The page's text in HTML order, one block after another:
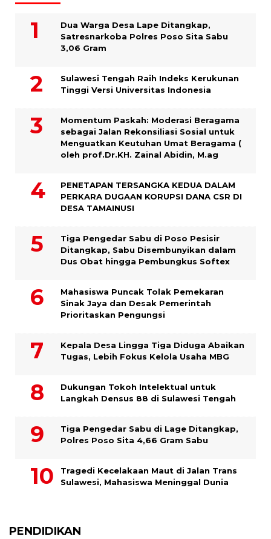
Dua Warga Desa Lape Ditangkap,
Satresnarkoba Polres Poso Sita Sabu
3,06 Gram
Sulawesi Tengah Raih Indeks Kerukunan
Tinggi Versi Universitas Indonesia
Momentum Paskah: Moderasi Beragama
sebagai Jalan Rekonsiliasi Sosial untuk
Menguatkan Keutuhan Umat Beragama (
oleh prof.Dr.KH. Zainal Abidin, M.ag
PENETAPAN TERSANGKA KEDUA DALAM
PERKARA DUGAAN KORUPSI DANA CSR DI
DESA TAMAINUSI
Tiga Pengedar Sabu di Poso Pesisir
Ditangkap, Sabu Disembunyikan dalam
Dus Obat hingga Pembungkus Softex
Mahasiswa Puncak Tolak Pemekaran
Sinak Jaya dan Desak Pemerintah
Prioritaskan Pengungsi
Kepala Desa Lingga Tiga Diduga Abaikan
Tugas, Lebih Fokus Kelola Usaha MBG
Dukungan Tokoh Intelektual untuk
Langkah Densus 88 di Sulawesi Tengah
Tiga Pengedar Sabu di Lage Ditangkap,
Polres Poso Sita 4,66 Gram Sabu
Tragedi Kecelakaan Maut di Jalan Trans
Sulawesi, Mahasiswa Meninggal Dunia
PENDIDIKAN